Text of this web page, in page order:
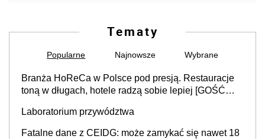
Tematy
Popularne Najnowsze Wybrane
Branża HoReCa w Polsce pod presją. Restauracje
toną w długach, hotele radzą sobie lepiej [GOŚĆ
Laboratorium przywództwa
Fatalne dane z CEIDG: może zamykać się nawet 18